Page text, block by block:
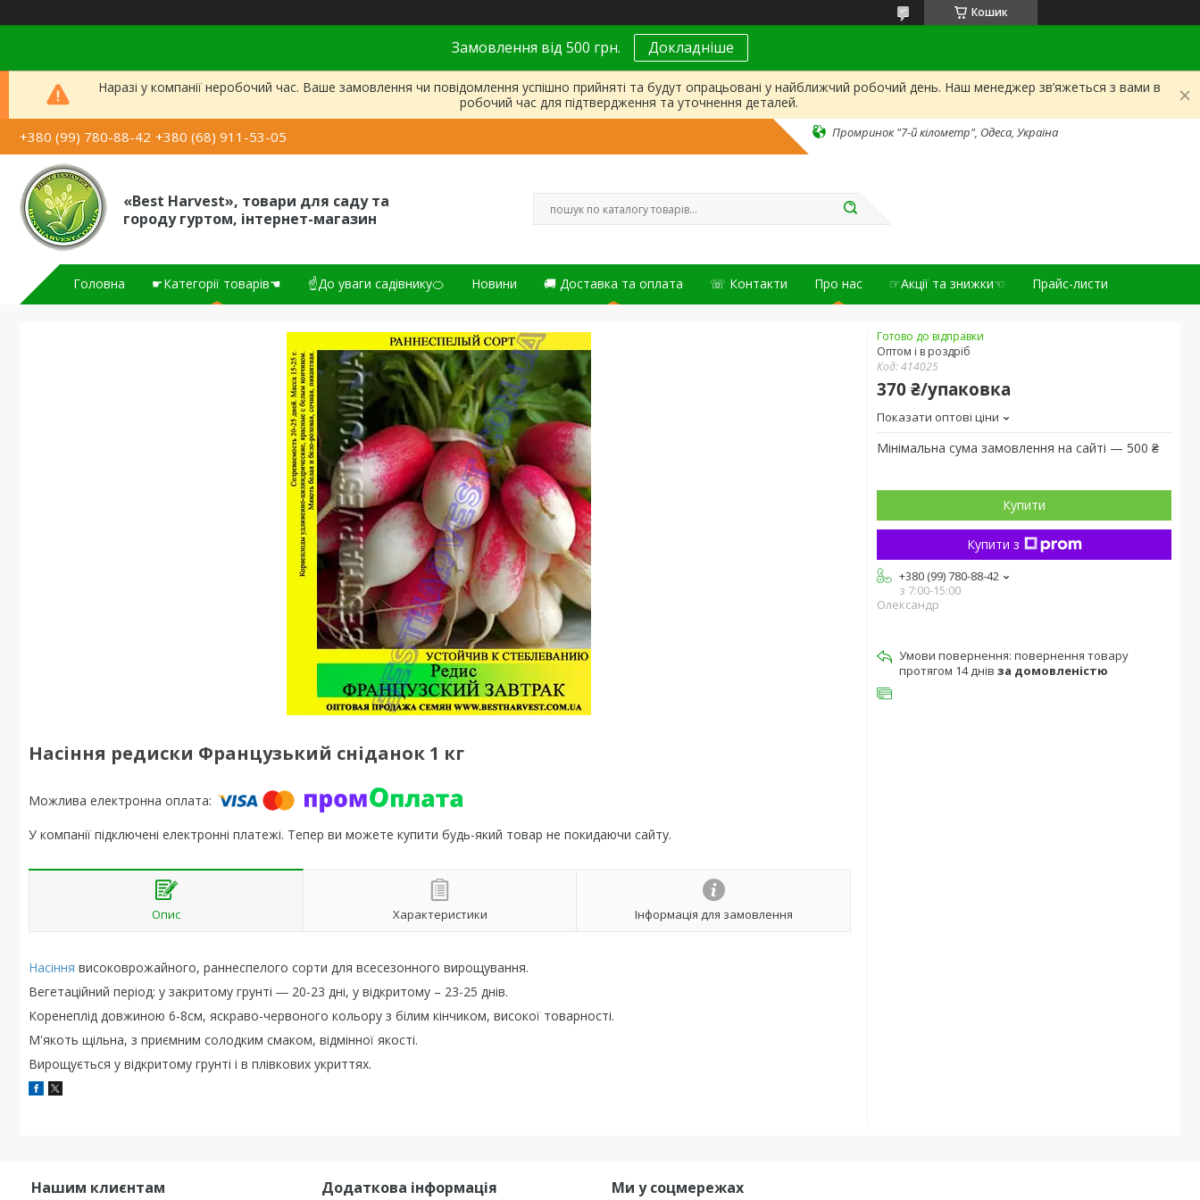
Кошик
Замовлення від 500 грн. Докладніше
Наразі у компанії неробочий час. Ваше замовлення чи повідомлення успішно прийняті та будут опрацьовані у найближчий робочий день. Наш менеджер зв’яжеться з вами в
робочий час для підтвердження та уточнення деталей.
+380 (99) 780-88-42 +380 (68) 911-53-05 Промринок "7-й кілометр", Одеса, Україна
«Best Harvest», товари для саду та
городу гуртом, інтернет-магазин
Головна ☛Категорії товарів☚ ☝До уваги садівнику🍊 Новини 🚚 Доставка та оплата ☏ Контакти Про нас ☞Акції та знижки☜ Прайс-листи
Насіння редиски Французький сніданок 1 кг
У компанії підключені електронні платежі. Тепер ви можете купити будь-який товар не покидаючи сайту.
Опис Характеристики Інформація для замовлення
Насіння високоврожайного, раннеспелого сорти для всесезонного вирощування.
Вегетаційний період: у закритому грунті ― 20-23 дні, у відкритому – 23-25 днів.
Коренеплід довжиною 6-8см, яскраво-червоного кольору з білим кінчиком, високої товарності.
М'якоть щільна, з приємним солодким смаком, відмінної якості.
Вирощується у відкритому грунті і в плівкових укриттях.
Готово до відправки
Оптом і в роздріб
Код:414025
370 ₴/упаковка
Показати оптові ціни
Мінімальна сума замовлення на сайті — 500 ₴
Купити
Купити з
+380 (99) 780-88-42
з 7:00-15:00
Олександр
повернення товару
протягом 14 днів за домовленістю
Нашим клиєнтам Додаткова інформація Ми у соцмережах